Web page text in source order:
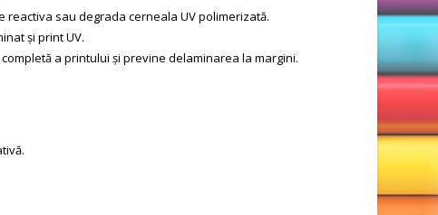
reactiva sau degrada cerneala UV polimerizată.
și print UV.
a printului și previne delaminarea la margini.